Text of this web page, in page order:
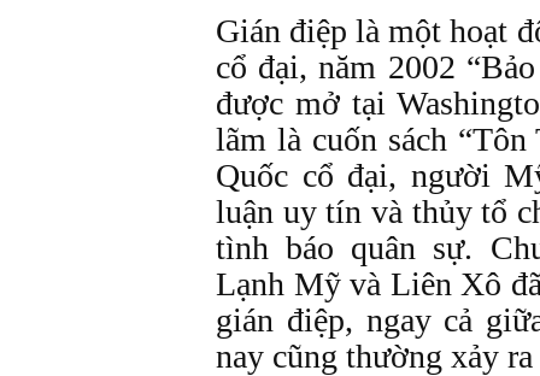
Gián điệp là một hoạt
cổ đại, năm 2002
được mở tại
lãm là cuốn sách
Quốc cổ đại, người
luận uy tín và thủy tổ
tình báo quân sự.
Lạnh Mỹ và Liên Xô
gián điệp, ngay cả
nay cũng thường xảy